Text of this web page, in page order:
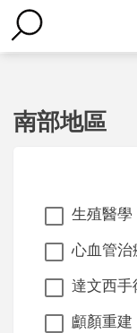
南部地區
生殖醫學
心血管治
達文西手
顱顏重建